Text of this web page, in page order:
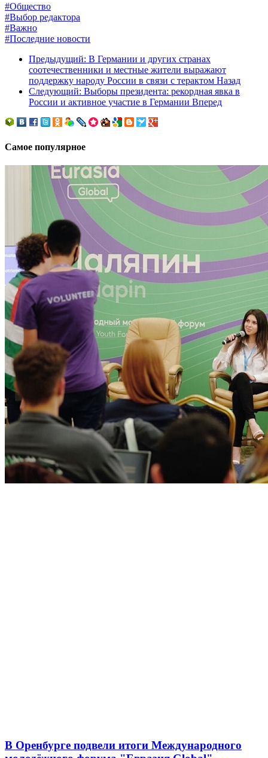
#Общество
#Выбор редактора
#Важно
#Последние новости
Предыдущий: В Германии и других странах
соотечественники и местные жители выражают
поддержку народу России в связи с терактом Назад
Следующий: Выборы президента: рекордная явка в
России и активное участие в Германии Вперед
Самое популярное
В Оренбурге подвели итоги Международного